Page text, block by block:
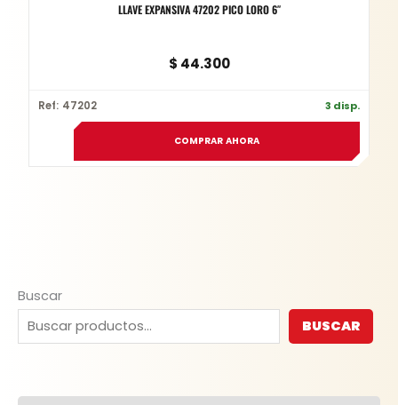
Buscar
BUSCAR
LLAVE EXPANSIVA 47202 PICO LORO 6″
$ 44.300
Ref: 47202 3 disp.
COMPRAR AHORA